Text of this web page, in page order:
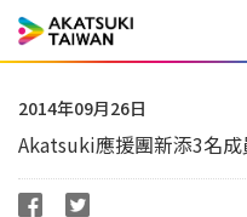
2014年09月26日
Akatsuki應援團新添3名成